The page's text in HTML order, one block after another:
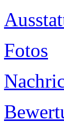
Fotos